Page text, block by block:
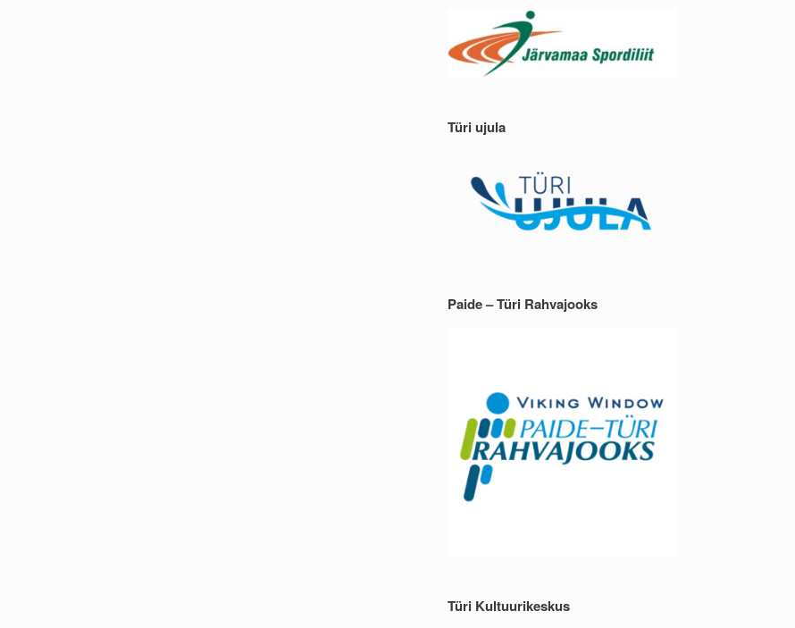
Türi ujula
Paide – Türi Rahvajooks
Türi Kultuurikeskus